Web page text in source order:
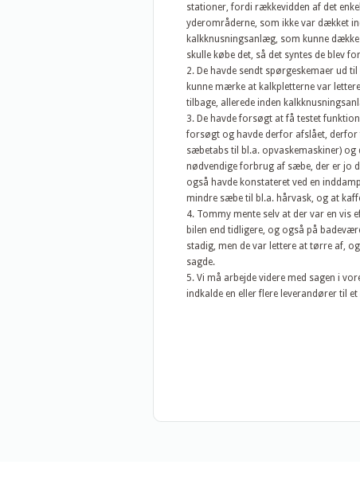
stationer, fordi rækkevidden af det
yderområderne, som ikke var dækket
kalkknusningsanlæg, som kunne
skulle købe det, så det syntes de blev
De havde sendt spørgeskemaer ud
kunne mærke at kalkpletterne var
tilbage, allerede inden
De havde forsøgt at få testet
forsøgt og havde derfor afslået, derfor
sæbetabs til bl.a. opvaskemaskiner)
nødvendige forbrug af sæbe, der er jo
også havde konstateret ved en
mindre sæbe til bl.a. hårvask, og at
Tommy mente selv at der var en vis
bilen end tidligere, og også på
stadig, men de var lettere at tørre af,
sagde.
Vi må arbejde videre med sagen i
indkalde en eller flere leverandører til